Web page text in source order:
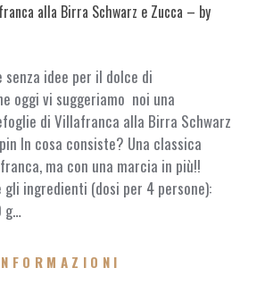
alla Birra Schwarz e Zucca – by
idee per il dolce di
oggi vi suggeriamo noi una
di Villafranca alla Birra Schwarz
In cosa consiste? Una classica
ma con una marcia in più!!
gli ingredienti (dosi per 4 persone):
g…